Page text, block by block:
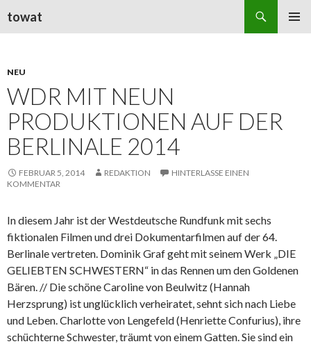
towat
NEU
WDR MIT NEUN
PRODUKTIONEN AUF DER
BERLINALE 2014
FEBRUAR 5, 2014 REDAKTION
HINTERLASSE EINEN
KOMMENTAR
In diesem Jahr ist der Westdeutsche Rundfunk mit sechs
fiktionalen Filmen und drei Dokumentarfilmen auf der 64.
Berlinale vertreten. Dominik Graf geht mit seinem Werk „DIE
GELIEBTEN SCHWESTERN“ in das Rennen um den Goldenen
Bären. // Die schöne Caroline von Beulwitz (Hannah
Herzsprung) ist unglücklich verheiratet, sehnt sich nach Liebe
und Leben. Charlotte von Lengefeld (Henriette Confurius), ihre
schüchterne Schwester, träumt von einem Gatten. Sie sind ein